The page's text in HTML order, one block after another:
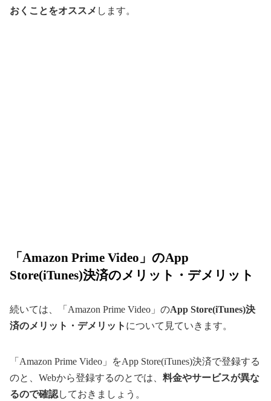
おくことをオススメ します。
「Amazon Prime Video」のApp
Store(iTunes)決済のメリット・デメリット
続いては、「Amazon Prime Video」のApp Store(iTunes)決
済のメリット・デメリット について見ていきます。
「Amazon Prime Video」をApp Store(iTunes)決済で登録する
のと、Webから登録するのとでは、 料金やサービスが異な
るので確認しておきましょう。